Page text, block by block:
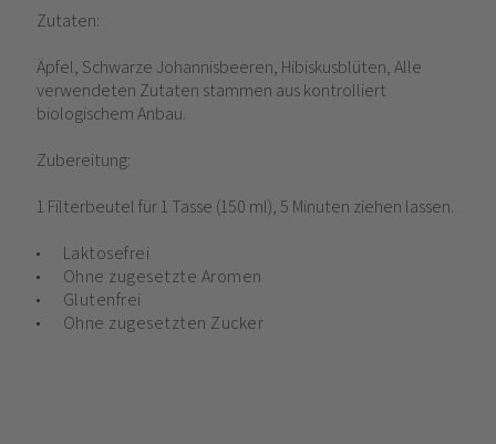
Zutaten:
Äpfel, Schwarze Johannisbeeren, Hibiskusblüten, Alle
verwendeten Zutaten stammen aus kontrolliert
biologischem Anbau.
Zubereitung:
1 Filterbeutel für 1 Tasse (150 ml), 5 Minuten ziehen lassen.
Laktosefrei
Ohne zugesetzte Aromen
Glutenfrei
Ohne zugesetzten Zucker